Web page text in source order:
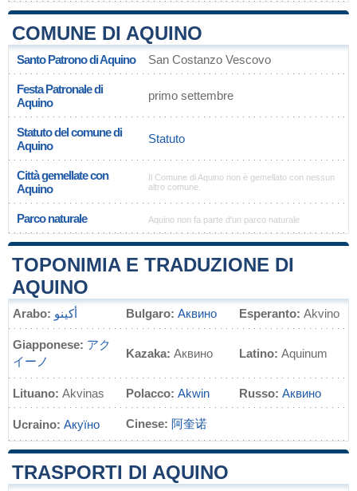
COMUNE DI AQUINO
Santo Patrono di Aquino San Costanzo Vescovo
Festa Patronale di
Aquino
primo settembre
Statuto del comune di
Aquino
Statuto
Città gemellate con
Aquino
Il Comune di Aquino non è gemellato con nessun
altro comune.
Parco naturale Aquino non fa parte d'un parco naturale
TOPONIMIA E TRADUZIONE DI
AQUINO
Arabo: أكينو Bulgaro: Аквино Esperanto: Akvino
Giapponese: アク
イーノ
Kazaka: Аквино Latino: Aquinum
Lituano: Akvinas Polacco: Akwin Russo: Аквино
Ucraino: Акуїно Cinese: 阿奎诺
TRASPORTI DI AQUINO